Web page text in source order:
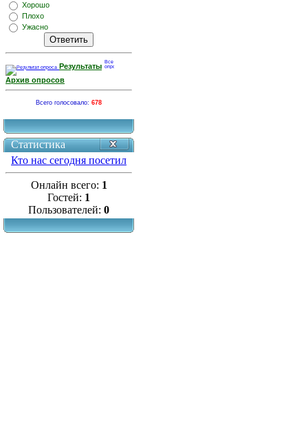
Хорошо
Плохо
Ужасно
Результаты
Архив опросов
Всего голосовало: 678
Статистика
Кто нас сегодня посетил
Онлайн всего: 1
Гостей: 1
Пользователей: 0